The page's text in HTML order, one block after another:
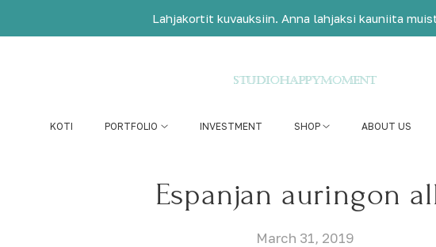
KOTI PORTFOLIO INVESTMENT SHOP ABOUT US
Espanjan auringon
March 31, 2019
Lahjakortit kuvauksiin. Anna lahjaksi kauniita